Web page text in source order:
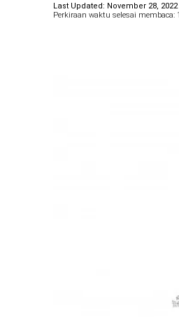
Last Updated: November 28, 2022
Perkiraan waktu selesai membaca: 1